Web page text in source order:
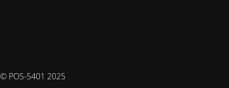
© POS-5401 2025